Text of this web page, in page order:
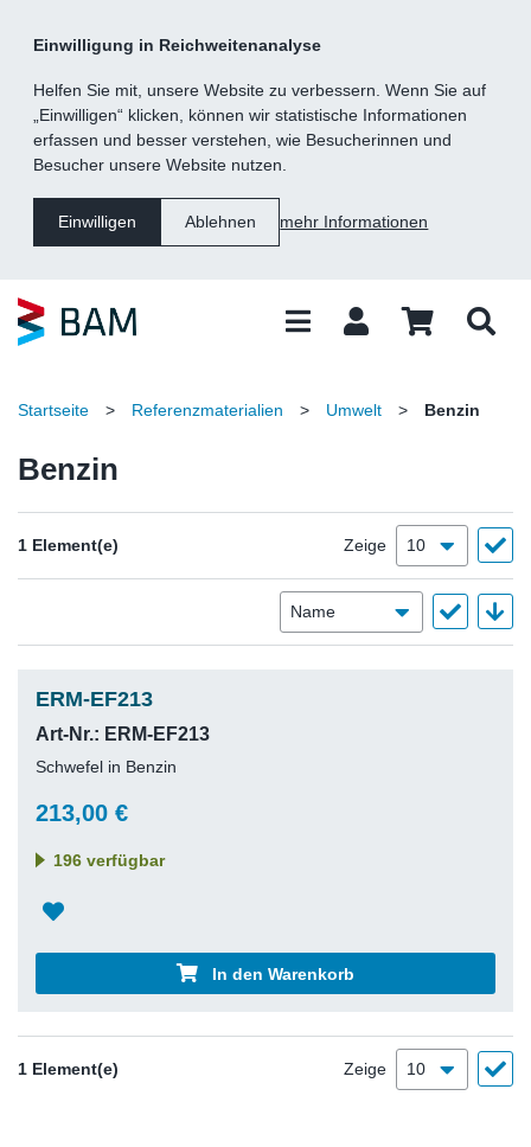
Einwilligung in Reichweitenanalyse
Helfen Sie mit, unsere Website zu verbessern. Wenn Sie auf
„Einwilligen“ klicken, können wir statistische Informationen
erfassen und besser verstehen, wie Besucherinnen und
Besucher unsere Website nutzen.
Einwilligen Ablehnen mehr Informationen
Suche
Inhalt
Kategorie
Fußzeile
Startseite > Referenzmaterialien > Umwelt > Benzin
Benzin
1 Element(e) Zeige
ERM-EF213
Art-Nr.: ERM-EF213
Schwefel in Benzin
213,00 €
196 verfügbar
In den Warenkorb
1 Element(e) Zeige